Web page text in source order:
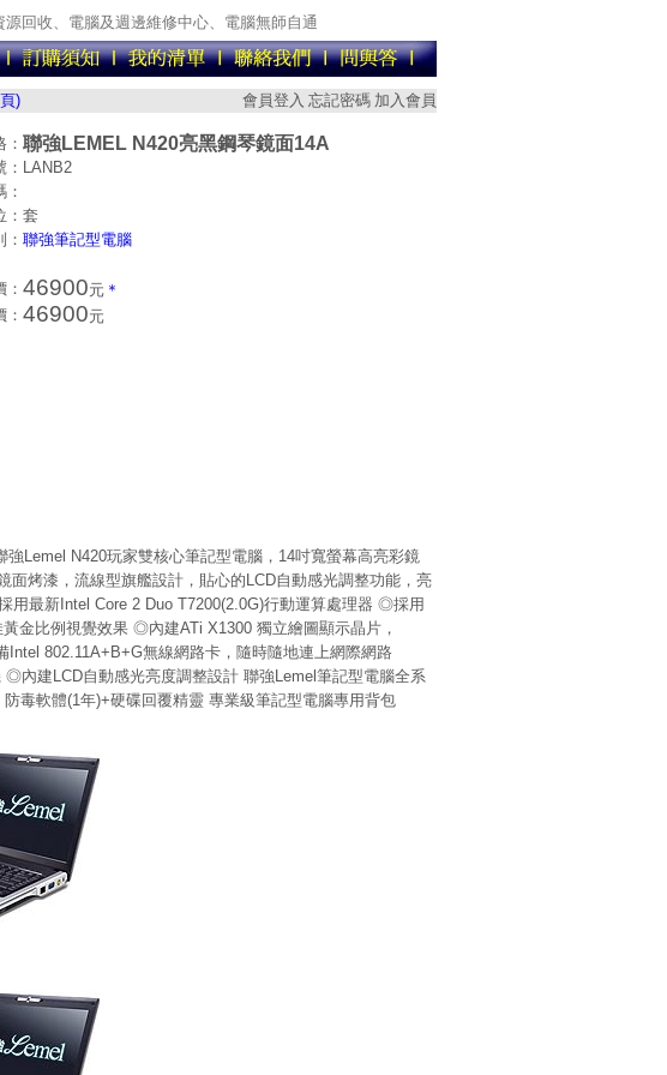
回收、電腦及週邊維修中心、電腦無師自通
) 會員登入 忘記密碼 加入會員
聯強LEMEL N420亮黑鋼琴鏡面14A
LANB2
：
： 套
聯強筆記型電腦
46900元 ＊
46900元
N420玩家雙核心筆記型電腦，14吋寬螢幕高亮彩鏡
烤漆，流線型旗艦設計，貼心的LCD自動感光調整功能，亮
最新Intel Core 2 Duo T7200(2.0G)行動運算處理器 ◎採用
金比例視覺效果 ◎內建ATi X1300 獨立繪圖顯示晶片，
802.11A+B+G無線網路卡，隨時隨地連上網際網路
建LCD自動感光亮度調整設計 聯強Lemel筆記型電腦全系
毒軟體(1年)+硬碟回覆精靈 專業級筆記型電腦專用背包